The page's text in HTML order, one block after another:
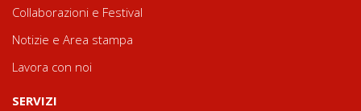
Collaborazioni e Festival
Notizie e Area stampa
Lavora con noi
SERVIZI